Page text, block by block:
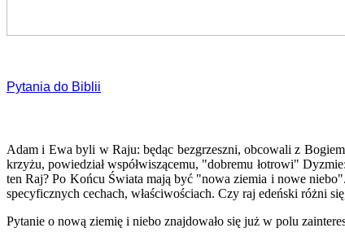
Pytania do Biblii
Adam i Ewa byli w Raju: będąc bezgrzeszni, obcowali z
krzyżu, powiedział współwiszącemu, "dobremu łotrowi"
ten Raj? Po Końcu Świata mają być "nowa ziemia i nowe
specyficznych cechach, właściwościach. Czy raj edeński różni
Pytanie o nową ziemię i niebo znajdowało się już w polu